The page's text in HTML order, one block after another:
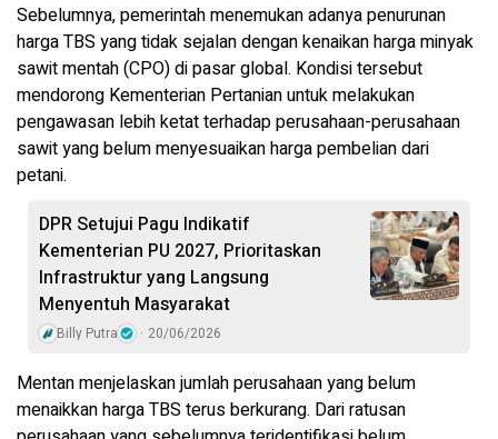
Sebelumnya, pemerintah menemukan adanya penurunan
harga TBS yang tidak sejalan dengan kenaikan harga minyak
sawit mentah (CPO) di pasar global. Kondisi tersebut
mendorong Kementerian Pertanian untuk melakukan
pengawasan lebih ketat terhadap perusahaan-perusahaan
sawit yang belum menyesuaikan harga pembelian dari
petani.
DPR Setujui Pagu Indikatif
Kementerian PU 2027, Prioritaskan
Infrastruktur yang Langsung
Menyentuh Masyarakat
Billy Putra 20/06/2026
Mentan menjelaskan jumlah perusahaan yang belum
menaikkan harga TBS terus berkurang. Dari ratusan